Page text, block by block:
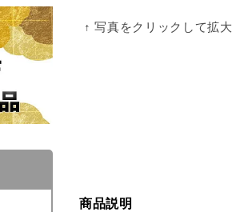
↑ 写真をクリックして拡大
商品説明